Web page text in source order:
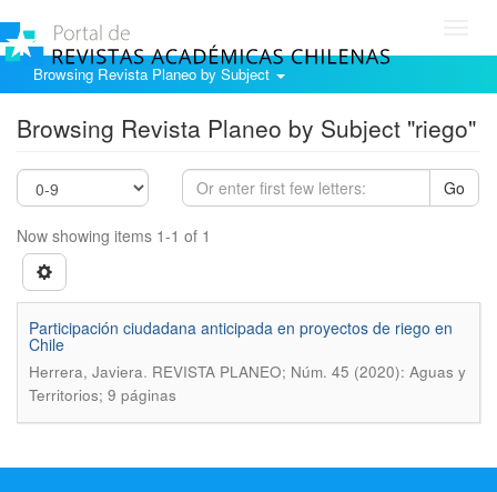
Browsing Revista Planeo by Subject
Browsing Revista Planeo by Subject "riego"
Go
Now showing items 1-1 of 1
Participación ciudadana anticipada en proyectos de riego en
Chile
Herrera, Javiera. REVISTA PLANEO; Núm. 45 (2020): Aguas y
Territorios; 9 páginas